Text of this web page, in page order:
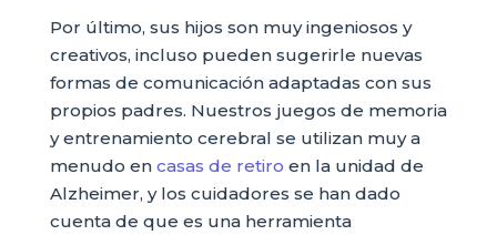
Por último, sus hijos son muy ingeniosos y
creativos, incluso pueden sugerirle nuevas
formas de comunicación adaptadas con sus
propios padres. Nuestros juegos de memoria
y entrenamiento cerebral se utilizan muy a
menudo en casas de retiro en la unidad de
Alzheimer, y los cuidadores se han dado
cuenta de que es una herramienta